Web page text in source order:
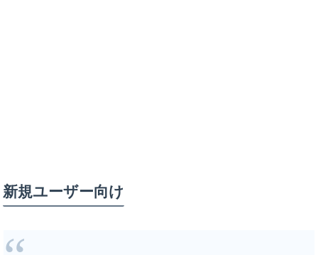
新規ユーザー向け